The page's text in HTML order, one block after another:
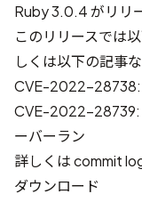
Ruby 3.0.4 がリリ
このリリースでは
しくは以下の記事
CVE-2022-28738:
CVE-2022-28739:
ーバーラン
詳しくはcommit
ダウンロード